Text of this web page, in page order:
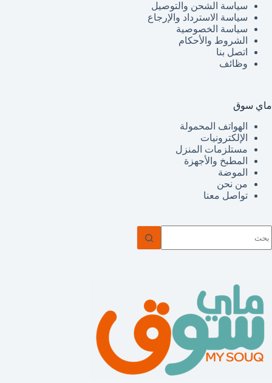
سياسة الشحن والتوصيل
سياسة الاسترداد والإرجاع
سياسة الخصوصية
الشروط والأحكام
اتصل بنا
وظائف
ماي سوق
الهواتف المحمولة
الإلكترونيات
مستلزمات المنزل
المطبخ والأجهزة
الموضة
من نحن
تواصل معنا
توجد